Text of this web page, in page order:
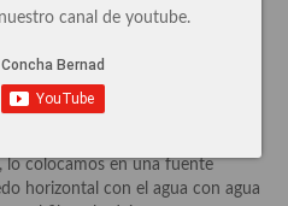
lo colocamos en una fuente
horizontal con el agua con agua
canal de youtube.